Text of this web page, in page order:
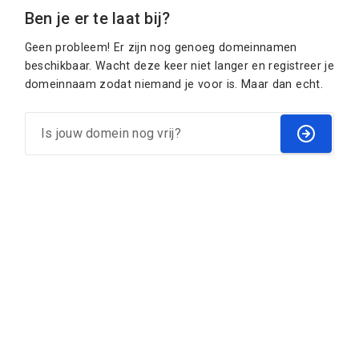
Ben je er te laat bij?
Geen probleem! Er zijn nog genoeg domeinnamen
beschikbaar. Wacht deze keer niet langer en registreer je
domeinnaam zodat niemand je voor is. Maar dan echt.